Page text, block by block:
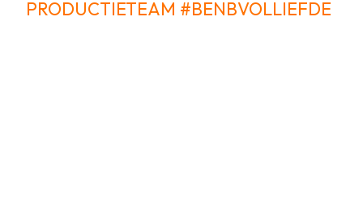
PRODUCTIETEAM #BENBVOLLIEFDE